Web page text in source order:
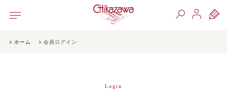
ホーム 会員ログイン
Login